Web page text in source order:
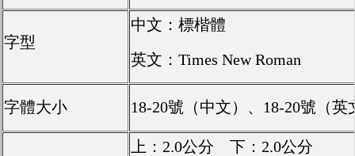
字型
中文：標楷體
英文：Times New Roman
字體大小 18-20號（中文）、18-20號（英
上：2.0公分 下：2.0公分